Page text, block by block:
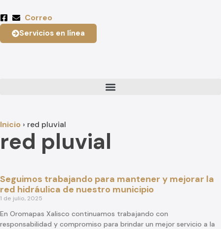
Correo
Servicios en línea
Inicio › red pluvial
red pluvial
Seguimos trabajando para mantener y mejorar la
red hidráulica de nuestro municipio
1 de julio, 2025
En Oromapas Xalisco continuamos trabajando con
responsabilidad y compromiso para brindar un mejor servicio a la